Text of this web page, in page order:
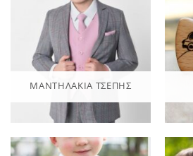
ΜΑΝΤΗΛΆΚΙΑ ΤΣΈΠΗΣ